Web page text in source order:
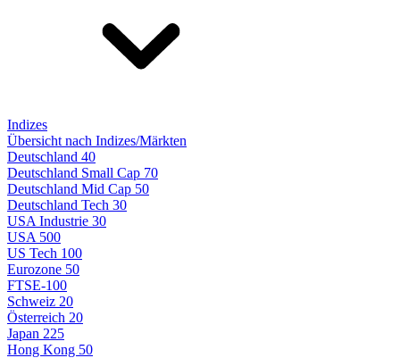
Indizes
Übersicht nach Indizes/Märkten
Deutschland 40
Deutschland Small Cap 70
Deutschland Mid Cap 50
Deutschland Tech 30
USA Industrie 30
USA 500
US Tech 100
Eurozone 50
FTSE-100
Schweiz 20
Österreich 20
Japan 225
Hong Kong 50